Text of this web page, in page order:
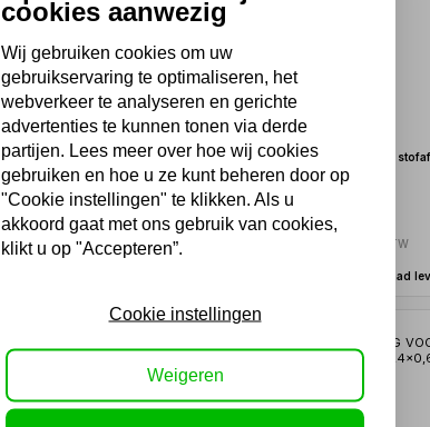
SCHUURHULZEN SET K80
10,88
8,99 excl. BTW
Stofzak voor
370mm
12,10
10,00 excl. BTW
Uit voorraad
cookies aanwezig
Wij gebruiken cookies om uw
gebruikservaring te optimaliseren, het
webverkeer te analyseren en gerichte
advertenties te kunnen tonen via derde
partijen. Lees meer over hoe wij cookies
gebruiken en hoe u ze kunt beheren door op
"Cookie instellingen" te klikken. Als u
akkoord gaat met ons gebruik van cookies,
klikt u op "Accepteren”.
Cookie instellingen
Weigeren